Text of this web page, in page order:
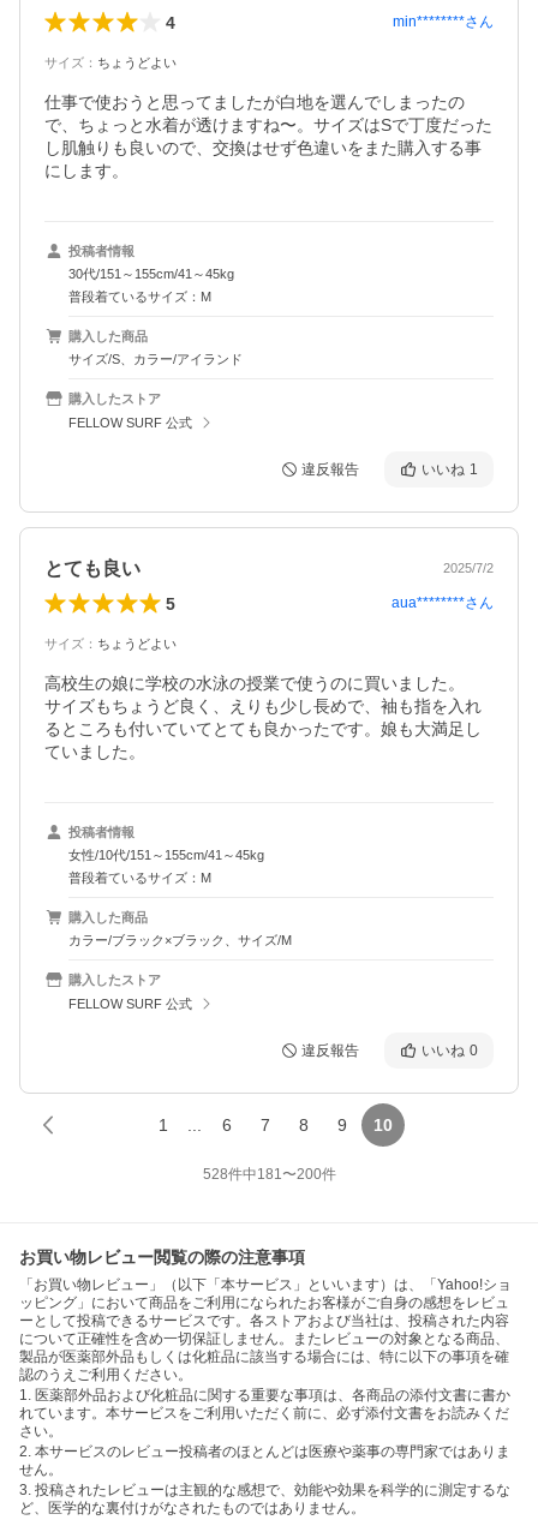
4 min********さん
サイズ ： ちょうどよい
仕事で使おうと思ってましたが白地を選んでしまったの
で、ちょっと水着が透けますね〜。サイズはSで丁度だった
し肌触りも良いので、交換はせず色違いをまた購入する事
にします。
投稿者情報
30代/151～155cm/41～45kg
普段着ているサイズ：M
購入した商品
サイズ/S、カラー/アイランド
購入したストア
FELLOW SURF 公式
違反報告 いいね 1
とても良い 2025/7/2
5 aua********さん
サイズ ： ちょうどよい
高校生の娘に学校の水泳の授業で使うのに買いました。
サイズもちょうど良く、えりも少し長めで、袖も指を入れ
るところも付いていてとても良かったです。娘も大満足し
ていました。
投稿者情報
女性/10代/151～155cm/41～45kg
普段着ているサイズ：M
購入した商品
カラー/ブラック×ブラック、サイズ/M
購入したストア
FELLOW SURF 公式
違反報告 いいね 0
1 6 7 8 9 10
528件中181〜200件
お買い物レビュー閲覧の際の注意事項
「お買い物レビュー」（以下「本サービス」といいます）は、「Yahoo!ショ
ッピング」において商品をご利用になられたお客様がご自身の感想をレビュ
ーとして投稿できるサービスです。各ストアおよび当社は、投稿された内容
について正確性を含め一切保証しません。またレビューの対象となる商品、
製品が医薬部外品もしくは化粧品に該当する場合には、特に以下の事項を確
認のうえご利用ください。
1. 医薬部外品および化粧品に関する重要な事項は、各商品の添付文書に書か
れています。本サービスをご利用いただく前に、必ず添付文書をお読みくだ
さい。
2. 本サービスのレビュー投稿者のほとんどは医療や薬事の専門家ではありま
せん。
3. 投稿されたレビューは主観的な感想で、効能や効果を科学的に測定するな
ど、医学的な裏付けがなされたものではありません。